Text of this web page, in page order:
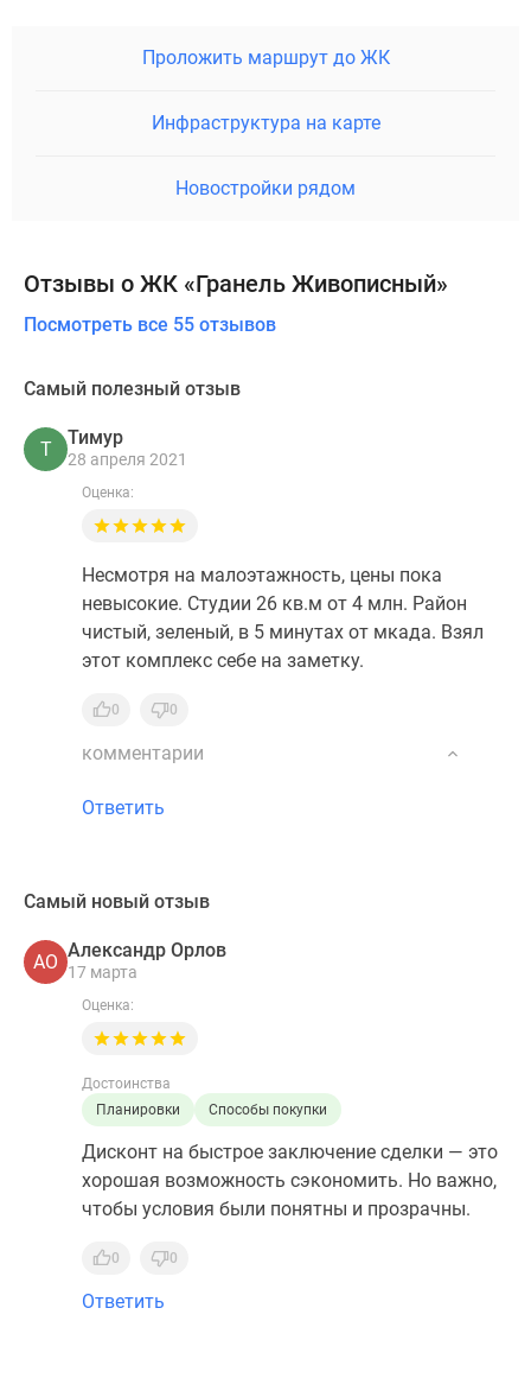
Проложить маршрут до ЖК
Инфраструктура на карте
Новостройки рядом
Отзывы о ЖК «Гранель Живописный»
Посмотреть все 55 отзывов
Самый полезный отзыв
Т
Тимур
28 апреля 2021
Оценка:
Несмотря на малоэтажность, цены пока
невысокие. Студии 26 кв.м от 4 млн. Район
чистый, зеленый, в 5 минутах от мкада. Взял
этот комплекс себе на заметку.
0 0
комментарии
Ответить
Самый новый отзыв
АО
Александр Орлов
17 марта
Оценка:
Достоинства
Планировки
Способы покупки
Дисконт на быстрое заключение сделки — это
хорошая возможность сэкономить. Но важно,
чтобы условия были понятны и прозрачны.
0 0
Ответить